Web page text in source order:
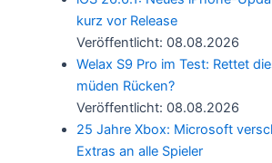
kurz vor Release
Veröffentlicht: 08.08.2026
Welax S9 Pro im Test: Rettet
müden Rücken?
Veröffentlicht: 08.08.2026
25 Jahre Xbox: Microsoft
Extras an alle Spieler